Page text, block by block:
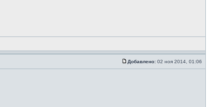
Добавлено: 02 ноя 2014, 01:06